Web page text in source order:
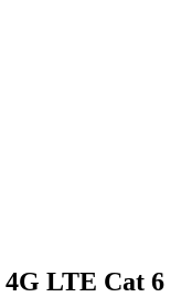
4G LTE Cat 6